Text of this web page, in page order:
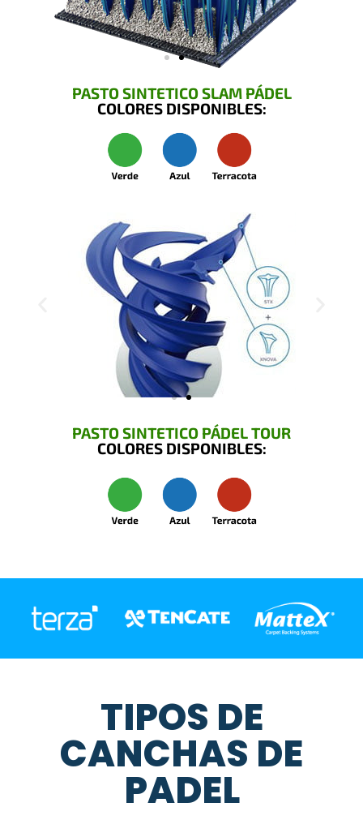
PASTO SINTETICO SLAM PÁDEL
COLORES DISPONIBLES:
PASTO SINTETICO PÁDEL TOUR
COLORES DISPONIBLES:
TIPOS DE
CANCHAS DE
PADEL